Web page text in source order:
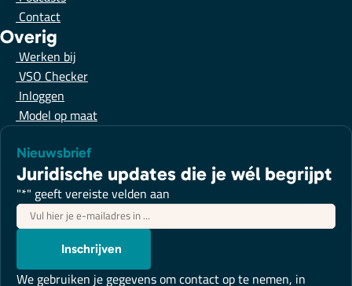
Contact
Overig
Werken bij
VSO Checker
Inloggen
Model op maat
Nieuwsbrief
Juridische updates die je wél begrijpt
"*" geeft vereiste velden aan
E-
mailadres*
Inschrijven
We gebruiken je gegevens om contact op te nemen, in